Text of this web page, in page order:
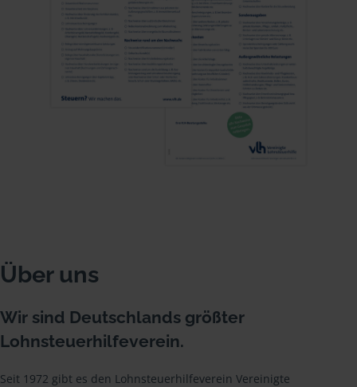
Über uns
Wir sind Deutschlands größter
Lohnsteuerhilfeverein.
Seit 1972 gibt es den Lohnsteuerhilfeverein Vereinigte